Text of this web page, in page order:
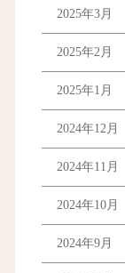
2025年3月
2025年2月
2025年1月
2024年12月
2024年11月
2024年10月
2024年9月